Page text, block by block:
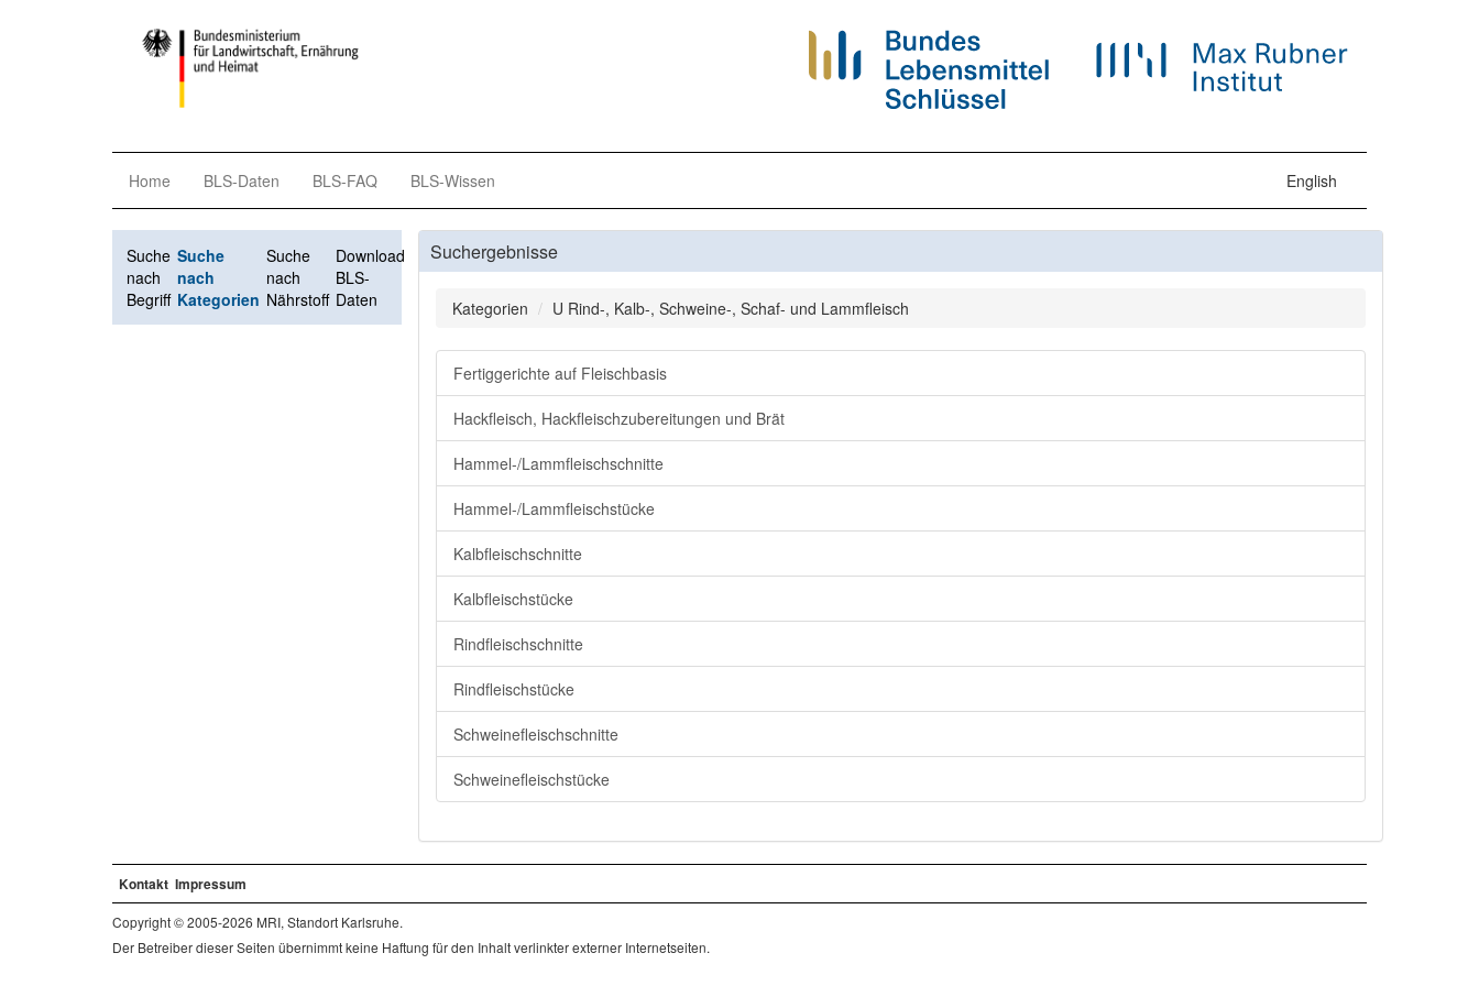
Home BLS-Daten BLS-FAQ BLS-Wissen English
Suche
nach
Begriff
Suche
nach
Kategorien
Suche
nach
Nährstoff
Download
BLS-
Daten
Suchergebnisse
Kategorien U Rind-, Kalb-, Schweine-, Schaf- und Lammfleisch
Fertiggerichte auf Fleischbasis
Hackfleisch, Hackfleischzubereitungen und Brät
Hammel-/Lammfleischschnitte
Hammel-/Lammfleischstücke
Kalbfleischschnitte
Kalbfleischstücke
Rindfleischschnitte
Rindfleischstücke
Schweinefleischschnitte
Schweinefleischstücke
Kontakt Impressum
Copyright © 2005-2026 MRI, Standort Karlsruhe.
Der Betreiber dieser Seiten übernimmt keine Haftung für den Inhalt verlinkter externer Internetseiten.